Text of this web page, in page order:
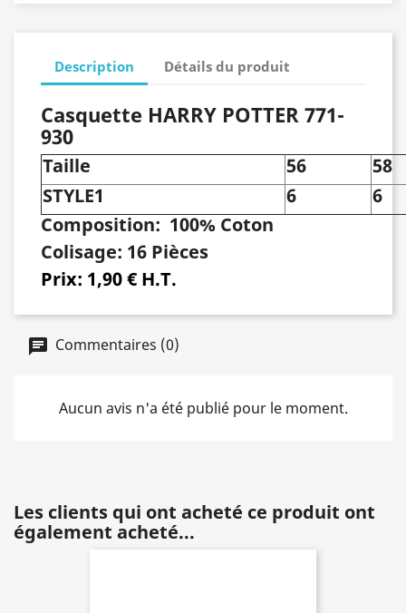
Description Détails du produit
Casquette HARRY POTTER 771-
930
Taille 56
58
STYLE1
6
6
Composition: 100% Coton
Colisage: 16 Pièces
Prix: 1,90 € H.T.
Commentaires (0)
Aucun avis n'a été publié pour le moment.
Les clients qui ont acheté ce produit ont
également acheté...